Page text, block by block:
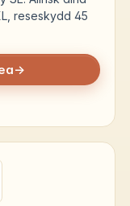
reseskydd 45
→